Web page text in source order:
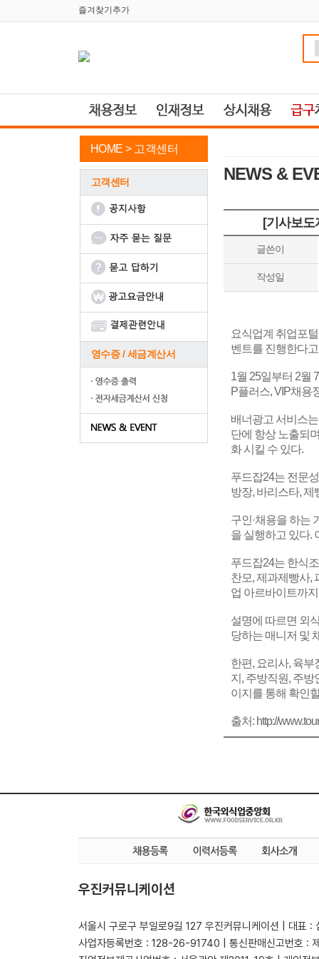
즐겨찾기추가
HOME > 고객센터
고객센터
영수증 / 세금계산서
NEWS &
[기사보
글쓴이
작성일
요식업계 취업포
벤트를 진행한다
1월 25일부터 2월
P플러스, VIP채용
배너광고 서비스
단에 항상 노출되
화 시킬 수 있다.
푸드잡24는 전문
방장, 바리스타,
구인·채용을 하는
을 실행하고 있다.
푸드잡24는 한식
찬모, 제과제빵사,
업 아르바이트까
설명에 따르면 외
당하는 매니저 및
한편, 요리사, 육부
지, 주방직원, 주
이지를 통해 확인
출처: http://
우진커뮤니케이션
서울시 구로구 부일로9길 127 우진커뮤니케이션 | 대표 :
사업자등록번호 : 128-26-91740 | 통신판매신고번호 :